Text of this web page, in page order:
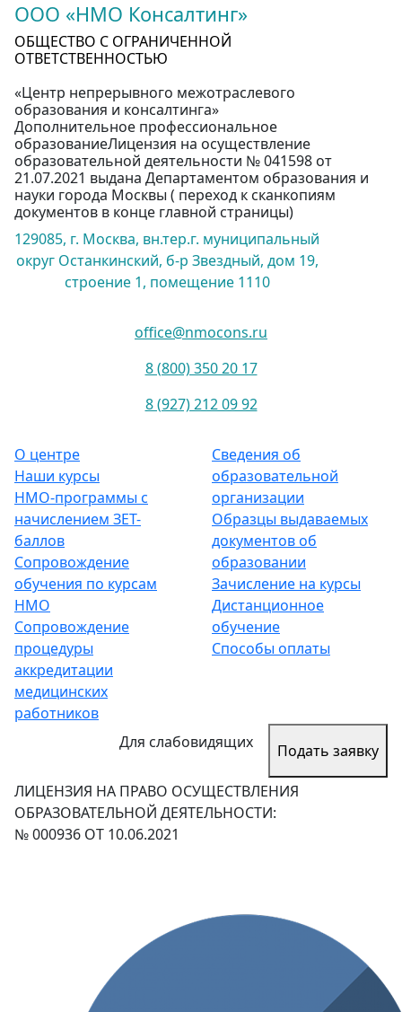
ООО «НМО Консалтинг»
ОБЩЕСТВО С ОГРАНИЧЕННОЙ
ОТВЕТСТВЕННОСТЬЮ
«Центр непрерывного межотраслевого
образования и консалтинга»
Дополнительное профессиональное
образованиеЛицензия на осуществление
образовательной деятельности № 041598 от
21.07.2021 выдана Департаментом образования и
науки города Москвы ( переход к сканкопиям
документов в конце главной страницы)
129085, г. Москва, вн.тер.г. муниципальный
округ Останкинский, б-р Звездный, дом 19,
строение 1, помещение 1110
office@nmocons.ru
8 (800) 350 20 17
8 (927) 212 09 92
О центре
Наши курсы
НМО-программы с
начислением ЗЕТ-
баллов
Сопровождение
обучения по курсам
НМО
Сопровождение
процедуры
аккредитации
медицинских
работников
Сведения об
образовательной
организации
Образцы выдаваемых
документов об
образовании
Зачисление на курсы
Дистанционное
обучение
Способы оплаты
Для слабовидящих Подать заявку
ЛИЦЕНЗИЯ НА ПРАВО ОСУЩЕСТВЛЕНИЯ
ОБРАЗОВАТЕЛЬНОЙ ДЕЯТЕЛЬНОСТИ:
№ 000936 ОТ 10.06.2021